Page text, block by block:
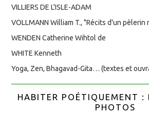
VILLIERS DE L'ISLE-ADAM
VOLLMANN William T., "Récits d'un pèlerin
WENDEN Catherine Wihtol de
WHITE Kenneth
Yoga, Zen, Bhagavad-Gita… (textes et
HABITER POÉTIQUEMENT :
PHOTOS